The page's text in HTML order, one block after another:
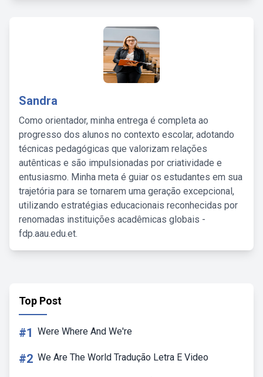
Sandra
Como orientador, minha entrega é completa ao
progresso dos alunos no contexto escolar, adotando
técnicas pedagógicas que valorizam relações
autênticas e são impulsionadas por criatividade e
entusiasmo. Minha meta é guiar os estudantes em sua
trajetória para se tornarem uma geração excepcional,
utilizando estratégias educacionais reconhecidas por
renomadas instituições acadêmicas globais -
fdp.aau.edu.et.
Top Post
#1 Were Where And We're
#2 We Are The World Tradução Letra E Video